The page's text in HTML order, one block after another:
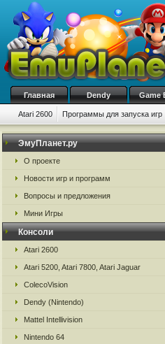
Главная Dendy Game
Atari 2600 Программы для запуска игр
ЭмуПланет.ру
О проекте
Новости игр и программ
Вопросы и предложения
Мини Игры
Консоли
Atari 2600
Atari 5200, Atari 7800, Atari Jaguar
ColecoVision
Dendy (Nintendo)
Mattel Intellivision
Nintendo 64